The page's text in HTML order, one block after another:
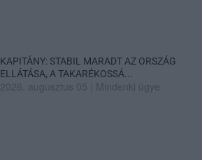
KAPITÁNY: STABIL MARADT AZ ORSZÁG
ELLÁTÁSA, A TAKARÉKOSSÁ...
2026. augusztus 05 Mindenki ügye